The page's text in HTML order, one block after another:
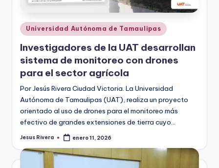
Publicado
en
Universidad Autónoma de Tamaulipas
Investigadores de la UAT desarrollan
sistema de monitoreo con drones
para el sector agrícola
Por Jesús Rivera Ciudad Victoria. La Universidad
Autónoma de Tamaulipas (UAT), realiza un proyecto
orientado al uso de drones para el monitoreo más
efectivo de grandes extensiones de tierra cuyo…
Publicado
Jesus Rivera enero 11, 2026